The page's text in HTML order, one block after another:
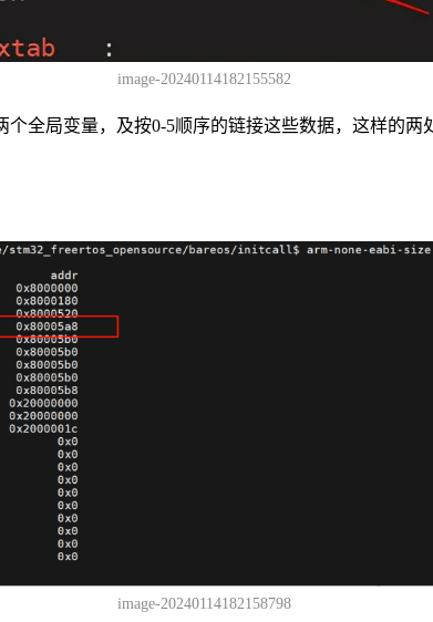
image-20240114182155582
个全局变量，及按0-5顺序的链接这些数据，这样的两
image-20240114182158798